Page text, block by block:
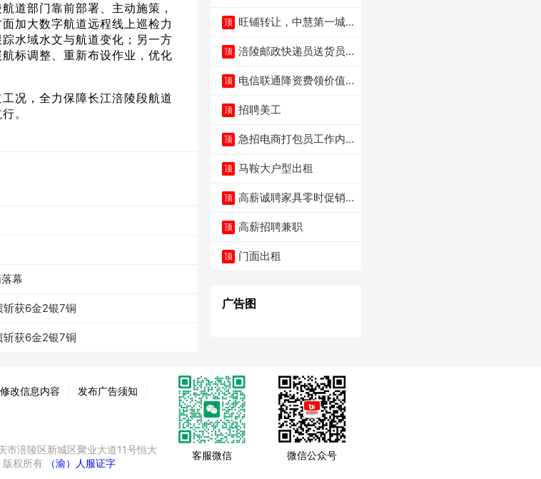
道部门靠前部署、主动施策，
加大数字航道远程线上巡检力
水域水文与航道变化；另一方
标调整、重新布设作业，优化
况，全力保障长江涪陵段航道
。
幕
斩获6金2银7铜
斩获6金2银7铜
顶 旺铺转让，中慧第一城
顶 涪陵邮政快递员送货员
顶 电信联通降资费领价值5
顶 招聘美工
顶 急招电商打包员工作内
顶 马鞍大户型出租
顶 高薪诚聘家具零时促销
顶 高薪招聘兼职
顶 门面出租
广告图
改信息内容 发布广告须知
市涪陵区新城区聚业大道11号恒大
权所有
（渝）人服证字
客服微信 微信公众号